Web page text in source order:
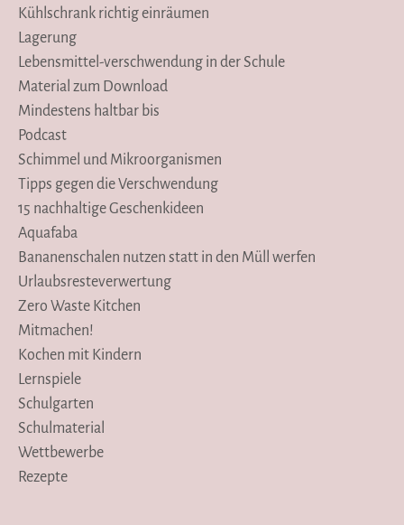
Kühlschrank richtig einräumen
Lagerung
Lebensmittel-verschwendung in der Schule
Material zum Download
Mindestens haltbar bis
Podcast
Schimmel und Mikroorganismen
Tipps gegen die Verschwendung
15 nachhaltige Geschenkideen
Aquafaba
Bananenschalen nutzen statt in den Müll werfen
Urlaubsresteverwertung
Zero Waste Kitchen
Mitmachen!
Kochen mit Kindern
Lernspiele
Schulgarten
Schulmaterial
Wettbewerbe
Rezepte